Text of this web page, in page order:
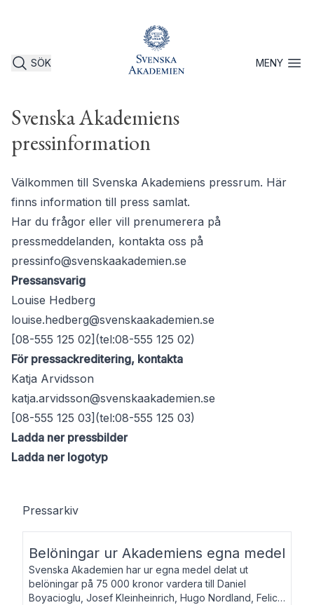
SÖK MENYÖppna
Svenska Akademiens
pressinformation
Välkommen till Svenska Akademiens pressrum. Här
finns information till press samlat.
Har du frågor eller vill prenumerera på
pressmeddelanden, kontakta oss på
pressinfo@svenskaakademien.se
Pressansvarig
Louise Hedberg
louise.hedberg@svenskaakademien.se
[08-555 125 02](tel:08-555 125 02)
För pressackreditering, kontakta
Katja Arvidsson
katja.arvidsson@svenskaakademien.se
[08-555 125 03](tel:08-555 125 03)
Ladda ner pressbilder
Ladda ner logotyp
Pressarkiv
Belöningar ur Akademiens egna medel
Svenska Akademien har ur egna medel delat ut
belöningar på 75 000 kronor vardera till Daniel
Boyacioglu, Josef Kleinheinrich, Hugo Nordland, Felicia